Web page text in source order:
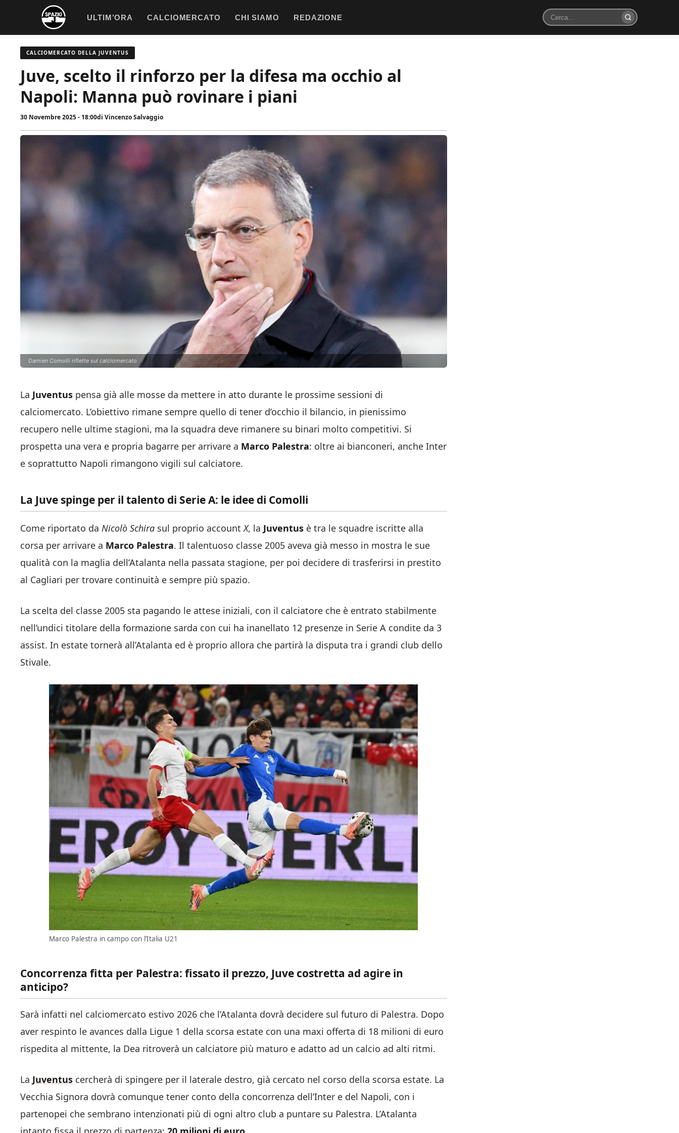
contenuto
ULTIM’ORA CALCIOMERCATO CHI SIAMO REDAZIONE
Cerca
CALCIOMERCATO DELLA JUVENTUS
Juve, scelto il rinforzo per la difesa ma occhio al
Napoli: Manna può rovinare i piani
30 Novembre 2025 - 18:00di Vincenzo Salvaggio
Damien Comolli riflette sul calciomercato
La Juventus pensa già alle mosse da mettere in atto durante le prossime sessioni di
calciomercato. L’obiettivo rimane sempre quello di tener d’occhio il bilancio, in pienissimo
recupero nelle ultime stagioni, ma la squadra deve rimanere su binari molto competitivi. Si
prospetta una vera e propria bagarre per arrivare a Marco Palestra: oltre ai bianconeri, anche Inter
e soprattutto Napoli rimangono vigili sul calciatore.
La Juve spinge per il talento di Serie A: le idee di Comolli
Come riportato da Nicolò Schira sul proprio accountX, la Juventus è tra le squadre iscritte alla
corsa per arrivare a Marco Palestra. Il talentuoso classe 2005 aveva già messo in mostra le sue
qualità con la maglia dell’Atalanta nella passata stagione, per poi decidere di trasferirsi in prestito
al Cagliari per trovare continuità e sempre più spazio.
La scelta del classe 2005 sta pagando le attese iniziali, con il calciatore che è entrato stabilmente
nell’undici titolare della formazione sarda con cui ha inanellato 12 presenze in Serie A condite da 3
assist. In estate tornerà all’Atalanta ed è proprio allora che partirà la disputa tra i grandi club dello
Stivale.
Marco Palestra in campo con l’Italia U21
Concorrenza fitta per Palestra: fissato il prezzo, Juve costretta ad agire in
anticipo?
Sarà infatti nel calciomercato estivo 2026 che l’Atalanta dovrà decidere sul futuro di Palestra. Dopo
aver respinto le avances dalla Ligue 1 della scorsa estate con una maxi offerta di 18 milioni di euro
rispedita al mittente, la Dea ritroverà un calciatore più maturo e adatto ad un calcio ad alti ritmi.
La Juventus cercherà di spingere per il laterale destro, già cercato nel corso della scorsa estate. La
Vecchia Signora dovrà comunque tener conto della concorrenza dell’Inter e del Napoli, con i
partenopei che sembrano intenzionati più di ogni altro club a puntare su Palestra. L’Atalanta